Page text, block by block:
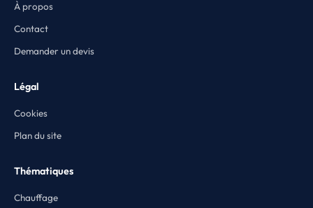
À propos
Contact
Demander un devis
Légal
Cookies
Plan du site
Thématiques
Chauffage